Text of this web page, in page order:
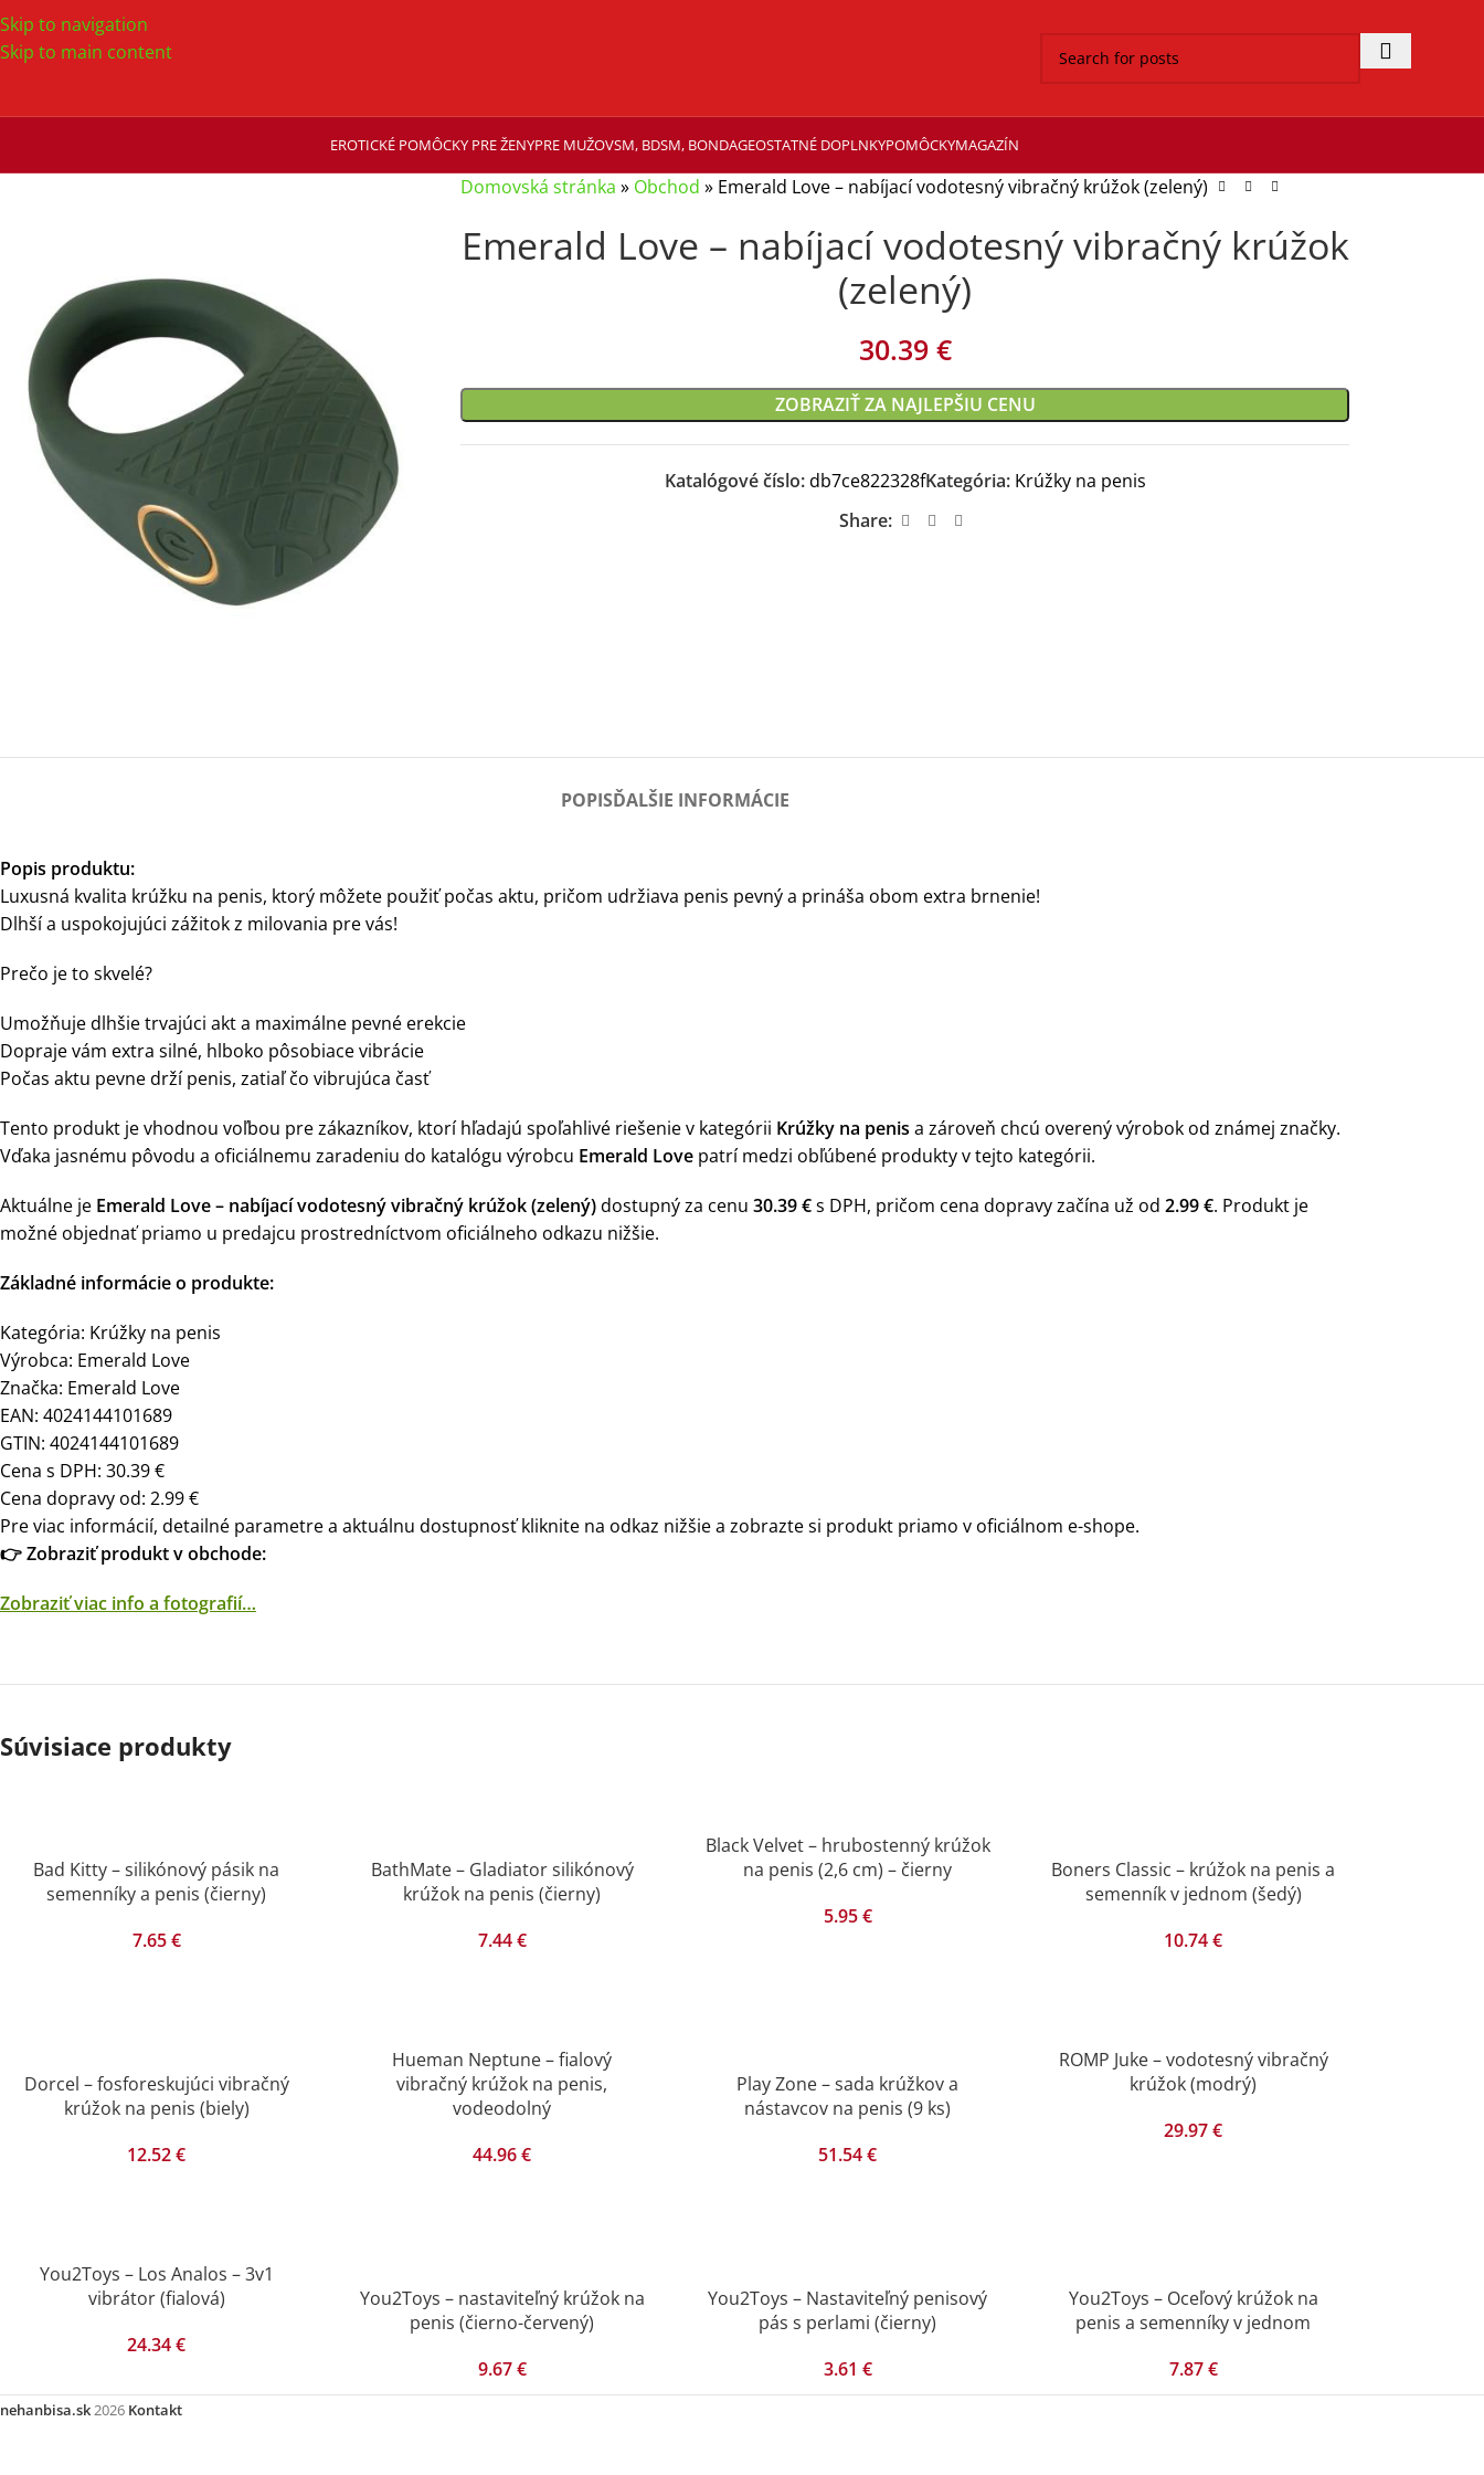
Skip to navigation
Skip to main content
EROTICKÉ POMÔCKY PRE ŽENYPRE MUŽOVSM, BDSM, BONDAGEOSTATNÉ DOPLNKYPOMÔCKYMAGAZÍN
Domovská stránka » Obchod » Emerald Love – nabíjací vodotesný vibračný krúžok (zelený)
Emerald Love – nabíjací vodotesný vibračný krúžok
(zelený)
30.39 €
ZOBRAZIŤ ZA NAJLEPŠIU CENU
Katalógové číslo:db7ce822328fKategória: Krúžky na penis
Share:
POPISĎALŠIE INFORMÁCIE
Popis produktu:
Luxusná kvalita krúžku na penis, ktorý môžete použiť počas aktu, pričom udržiava penis pevný a prináša obom extra brnenie!
Dlhší a uspokojujúci zážitok z milovania pre vás!
Prečo je to skvelé?
Umožňuje dlhšie trvajúci akt a maximálne pevné erekcie
Dopraje vám extra silné, hlboko pôsobiace vibrácie
Počas aktu pevne drží penis, zatiaľ čo vibrujúca časť
Tento produkt je vhodnou voľbou pre zákazníkov, ktorí hľadajú spoľahlivé riešenie v kategórii Krúžky na penis a zároveň chcú overený výrobok od známej značky.
Vďaka jasnému pôvodu a oficiálnemu zaradeniu do katalógu výrobcu Emerald Love patrí medzi obľúbené produkty v tejto kategórii.
Aktuálne je Emerald Love – nabíjací vodotesný vibračný krúžok (zelený)dostupný za cenu 30.39 €s DPH, pričom cena dopravy začína už od 2.99 €. Produkt je
možné objednať priamo u predajcu prostredníctvom oficiálneho odkazu nižšie.
Základné informácie o produkte:
Kategória: Krúžky na penis
Výrobca: Emerald Love
Značka: Emerald Love
EAN: 4024144101689
GTIN: 4024144101689
Cena s DPH: 30.39 €
Cena dopravy od: 2.99 €
Pre viac informácií, detailné parametre a aktuálnu dostupnosť kliknite na odkaz nižšie a zobrazte si produkt priamo v oficiálnom e-shope.
👉 Zobraziť produkt v obchode:
Zobraziť viac info a fotografií…
Súvisiace produkty
Bad Kitty – silikónový pásik na
semenníky a penis (čierny)
7.65€
BathMate – Gladiator silikónový
krúžok na penis (čierny)
7.44€
Black Velvet – hrubostenný krúžok
na penis (2,6 cm) – čierny
5.95€
Boners Classic – krúžok na penis a
semenník v jednom (šedý)
10.74€
Dorcel – fosforeskujúci vibračný
krúžok na penis (biely)
12.52€
Hueman Neptune – fialový
vibračný krúžok na penis,
vodeodolný
44.96€
Play Zone – sada krúžkov a
nástavcov na penis (9 ks)
51.54€
ROMP Juke – vodotesný vibračný
krúžok (modrý)
29.97€
You2Toys – Los Analos – 3v1
vibrátor (fialová)
24.34€
You2Toys – nastaviteľný krúžok na
penis (čierno-červený)
9.67€
You2Toys – Nastaviteľný penisový
pás s perlami (čierny)
3.61 €
You2Toys – Oceľový krúžok na
penis a semenníky v jednom
7.87€
nehanbisa.sk 2026 Kontakt